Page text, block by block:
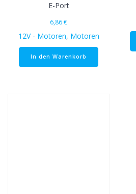
E-Port
6,86€
12V - Motoren, Motoren
In den Warenkorb